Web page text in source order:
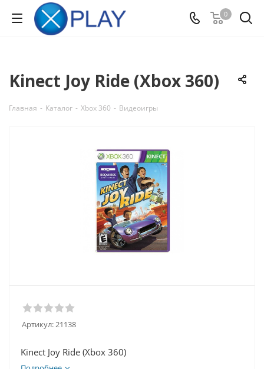
0
Kinect Joy Ride (Xbox 360)
Главная - Каталог - Xbox 360 - Видеоигры
Артикул:21138
Kinect Joy Ride (Xbox 360)